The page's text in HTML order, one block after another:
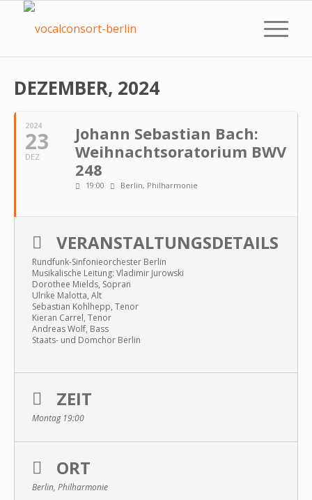
DEZEMBER, 2024
2024
23
DEZ
Johann Sebastian Bach:
Weihnachtsoratorium BWV
248
19:00 Berlin, Philharmonie
VERANSTALTUNGSDETAILS
Rundfunk-Sinfonieorchester Berlin
Musikalische Leitung: Vladimir Jurowski
Dorothee Mields, Sopran
Ulrike Malotta, Alt
Sebastian Kohlhepp, Tenor
Kieran Carrel, Tenor
Andreas Wolf, Bass
Staats- und Domchor Berlin
ZEIT
Montag 19:00
ORT
Berlin, Philharmonie